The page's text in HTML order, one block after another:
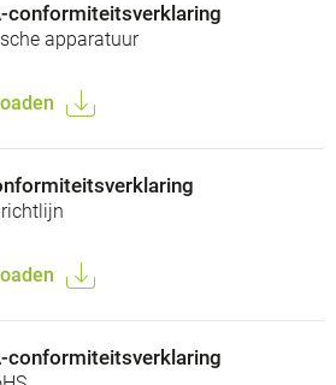
conformiteitsverklaring
apparatuur
richtlijn
conformiteitsverklaring